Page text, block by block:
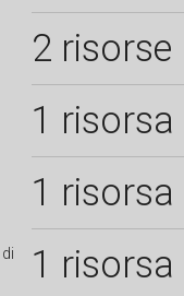
2 risorse
1 risorsa
1 risorsa
di 1 risorsa